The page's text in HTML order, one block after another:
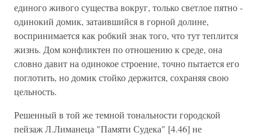
единого живого существа вокруг, только светлое пятно -
одинокий домик, затаившийся в горной долине,
воспринимается как робкий знак того, что тут теплится
жизнь. Дом конфликтен по отношению к среде, она
словно давит на одинокое строение, точно пытается его
поглотить, но домик стойко держится, сохраняя свою
цельность.
Решенный в той же темной тональности городской
пейзаж Л.Лиманеца "Памяти Судека" [4.46] не